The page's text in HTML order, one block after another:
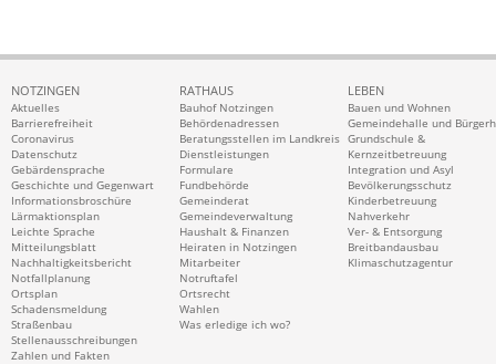
NOTZINGEN
Aktuelles
Barrierefreiheit
Coronavirus
Datenschutz
Gebärdensprache
Geschichte und Gegenwart
Informationsbroschüre
Lärmaktionsplan
Leichte Sprache
Mitteilungsblatt
Nachhaltigkeitsbericht
Notfallplanung
Ortsplan
Schadensmeldung
Straßenbau
Stellenausschreibungen
Zahlen und Fakten
RATHAUS
Bauhof Notzingen
Behördenadressen
Beratungsstellen im Landkreis
Dienstleistungen
Formulare
Fundbehörde
Gemeinderat
Gemeindeverwaltung
Haushalt & Finanzen
Heiraten in Notzingen
Mitarbeiter
Notruftafel
Ortsrecht
Wahlen
Was erledige ich wo?
LEBEN
Bauen und Wohnen
Gemeindehalle und
Grundschule &
Kernzeitbetreuung
Integration und Asyl
Bevölkerungsschutz
Kinderbetreuung
Nahverkehr
Ver- & Entsorgung
Breitbandausbau
Klimaschutzagentur